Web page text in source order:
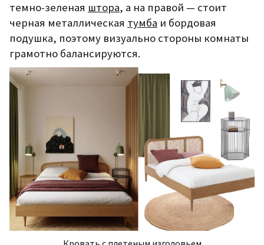
темно-зеленая штора, а на правой — стоит
черная металлическая тумба и бордовая
подушка, поэтому визуально стороны комнаты
грамотно балансируются.